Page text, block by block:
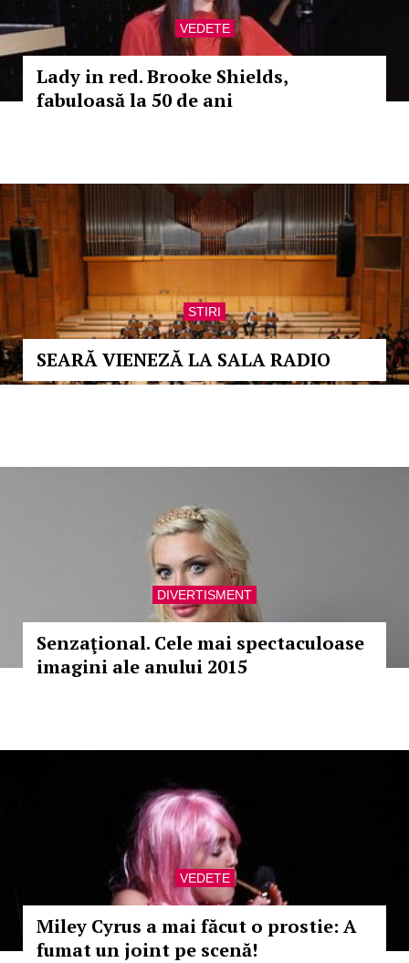
VEDETE
Lady in red. Brooke Shields,
fabuloasă la 50 de ani
STIRI
SEARĂ VIENEZĂ LA SALA RADIO
DIVERTISMENT
Senzaţional. Cele mai spectaculoase
imagini ale anului 2015
VEDETE
Miley Cyrus a mai făcut o prostie: A
fumat un joint pe scenă!